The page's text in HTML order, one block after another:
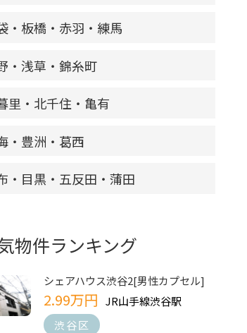
・板橋・赤羽・練馬
・浅草・錦糸町
里・北千住・亀有
・豊洲・葛西
・目黒・五反田・蒲田
物件ランキング
シェアハウス渋谷2[男性カプセル]
2.99万円 JR山手線渋谷駅
渋谷区